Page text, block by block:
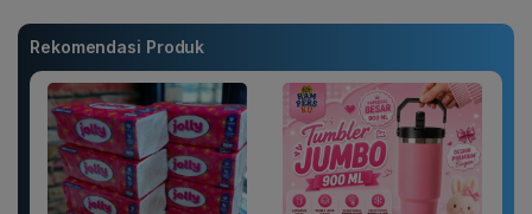
Rekomendasi Produk